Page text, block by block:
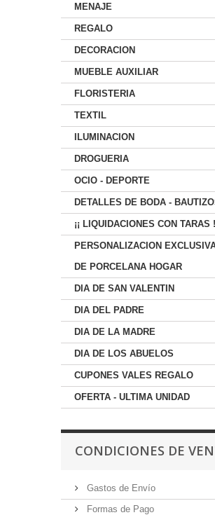
MENAJE
REGALO
DECORACION
MUEBLE AUXILIAR
FLORISTERIA
TEXTIL
ILUMINACION
DROGUERIA
OCIO - DEPORTE
DETALLES DE BODA -
¡¡ LIQUIDACIONES CON TARAS
PERSONALIZACION
DE PORCELANA HOGAR
DIA DE SAN VALENTIN
DIA DEL PADRE
DIA DE LA MADRE
DIA DE LOS ABUELOS
CUPONES VALES REGALO
OFERTA - ULTIMA UNIDAD
CONDICIONES DE
Gastos de Envío
Formas de Pago